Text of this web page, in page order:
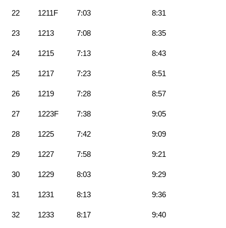
22 1211F 7:03 8:31
23 1213 7:08 8:35
24 1215 7:13 8:43
25 1217 7:23 8:51
26 1219 7:28 8:57
27 1223F 7:38 9:05
28 1225 7:42 9:09
29 1227 7:58 9:21
30 1229 8:03 9:29
31 1231 8:13 9:36
32 1233 8:17 9:40